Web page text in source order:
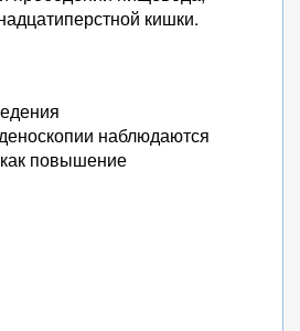
кишки.
наблюдаются
повышение